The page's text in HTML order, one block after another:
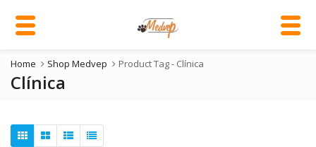
Home Shop Medvep Product Tag - Clínica
Clínica